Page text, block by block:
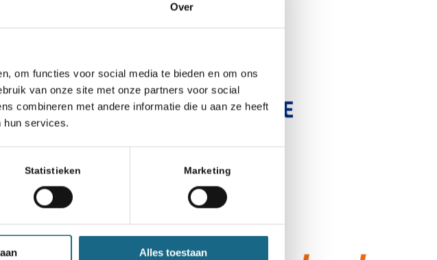
Over
om functies voor social media te bieden en om ons
van onze site met onze partners voor social
combineren met andere informatie die u aan ze heeft
hun services.
Statistieken Marketing
Alles toestaan